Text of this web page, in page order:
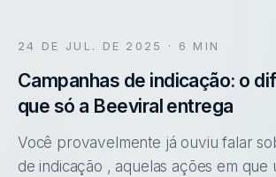
24 DE JUL. DE 2025 · 6 MIN
Campanhas de indicação: o
que só a Beeviral entrega
Você provavelmente já ouviu falar
de indicação , aquelas ações em que